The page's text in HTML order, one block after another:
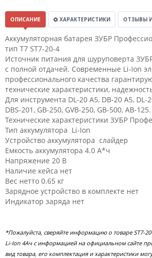
ОПИСАНИЕ ХАРАКТЕРИСТИКИ ОТЗЫВЫ
Аккумуляторная батарея ЗУБР
тип T7 ST7-20-4
Источник питания для шуруповерта
с полной отдачей. Современные Li-Ion
профессионального качества
технические характеристики,
Для инструмента DL-20 A5, DB-20 A5, DL-
DBS-201, GB-250, GVB-250, GB-500, AB-125.
Технические характеристики ЗУБР
Тип аккумулятора Li-Ion
Устройство аккумулятора слайдер
Емкость аккумулятора 4.0 А*ч
Напряжение 20 В
Наличие кейса нет
Вес нетто 0.65 кг
Зарядное устройство в комплекте нет
Индикатор заряда нет
*Пожалуйста, сверяйте информацию о товаре ST7-
Li-Ion 4Ач с информацией на официальном сайте
вид товара, его комплектация и характеристики